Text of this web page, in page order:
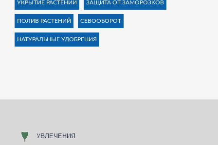
УКРЫТИЕ РАСТЕНИЙ ЗАЩИТА ОТ ЗАМОРОЗКОВ
ПОЛИВ РАСТЕНИЙ СЕВООБОРОТ
НАТУРАЛЬНЫЕ УДОБРЕНИЯ